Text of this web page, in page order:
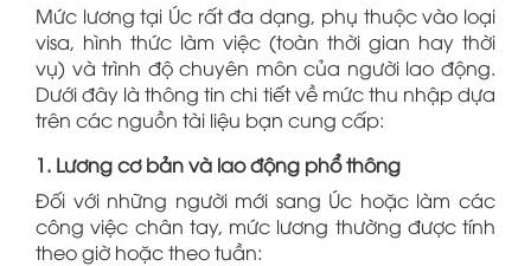
Mức lương tại Úc rất đa dạng, phụ thuộc vào loại
visa, hình thức làm việc (toàn thời gian hay thời
vụ) và trình độ chuyên môn của người lao động.
Dưới đây là thông tin chi tiết về mức thu nhập dựa
trên các nguồn tài liệu bạn cung cấp:
1. Lương cơ bản và lao động phổ thông
Đối với những người mới sang Úc hoặc làm các
công việc chân tay, mức lương thường được tính
theo giờ hoặc theo tuần: